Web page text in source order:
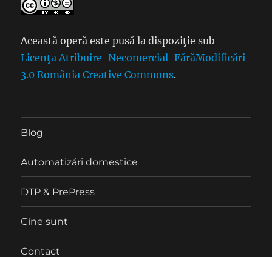
Această operă este pusă la dispoziţie sub
Licenţa Atribuire-Necomercial-FărăModificări
3.0 România Creative Commons.
Blog
Automatizări domestice
DTP & PrePress
Cine sunt
Contact